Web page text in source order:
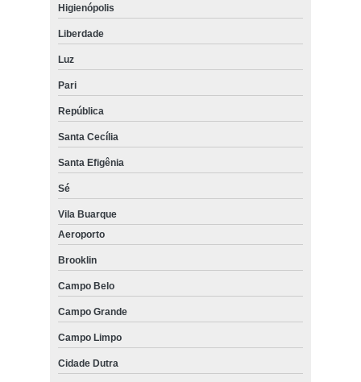
Higienópolis
Liberdade
Luz
Pari
República
Santa Cecília
Santa Efigênia
Sé
Vila Buarque
Aeroporto
Brooklin
Campo Belo
Campo Grande
Campo Limpo
Cidade Dutra